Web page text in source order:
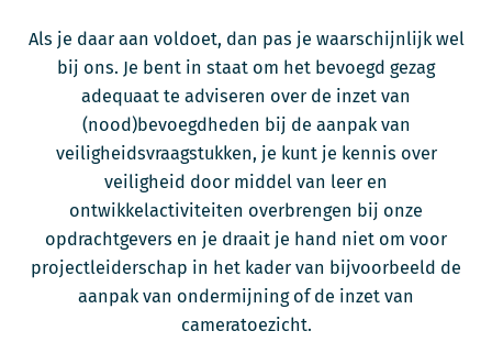
Als je daar aan voldoet, dan pas je waarschijnlijk wel
bij ons. Je bent in staat om het bevoegd gezag
adequaat te adviseren over de inzet van
(nood)bevoegdheden bij de aanpak van
veiligheidsvraagstukken, je kunt je kennis over
veiligheid door middel van leer en
ontwikkelactiviteiten overbrengen bij onze
opdrachtgevers en je draait je hand niet om voor
projectleiderschap in het kader van bijvoorbeeld de
aanpak van ondermijning of de inzet van
cameratoezicht.